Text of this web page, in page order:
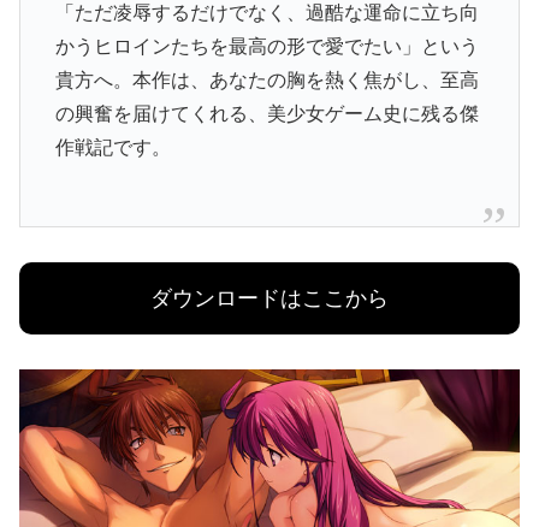
「ただ凌辱するだけでなく、過酷な運命に立ち向
かうヒロインたちを最高の形で愛でたい」という
貴方へ。本作は、あなたの胸を熱く焦がし、至高
の興奮を届けてくれる、美少女ゲーム史に残る傑
作戦記です。
ダウンロードはここから